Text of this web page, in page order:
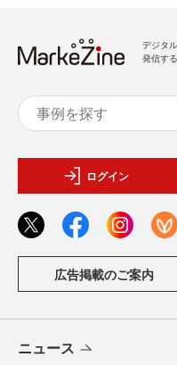
デジタ
発信す
ログイン
広告掲載のご案内
ニュース